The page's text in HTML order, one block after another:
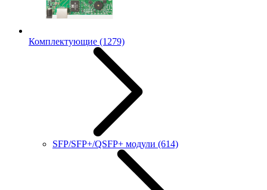
Комплектующие (1279)
SFP/SFP+/QSFP+ модули (614)